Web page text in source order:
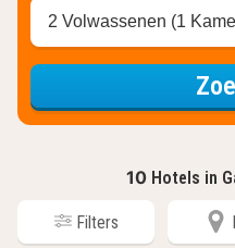
2 Volwassenen (1
10 Hotels in
Filters